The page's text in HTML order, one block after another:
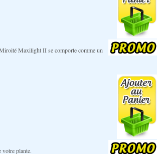
Maxilight II se comporte comme un
votre plante.